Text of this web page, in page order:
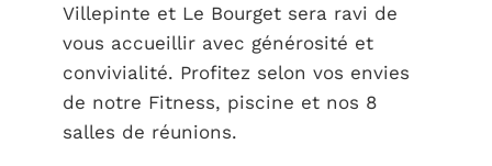
Villepinte et Le Bourget sera ravi de
vous accueillir avec générosité et
convivialité. Profitez selon vos envies
de notre Fitness, piscine et nos 8
salles de réunions.